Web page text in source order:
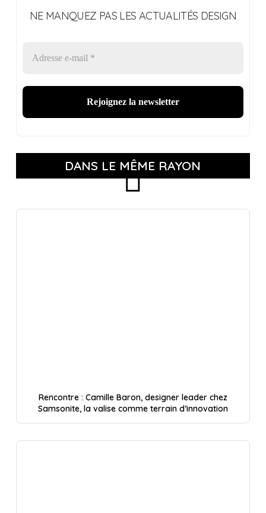
NE MANQUEZ PAS LES ACTUALITÉS DESIGN
DANS LE MÊME RAYON
Rencontre : Camille Baron, designer leader chez
Samsonite, la valise comme terrain d’innovation